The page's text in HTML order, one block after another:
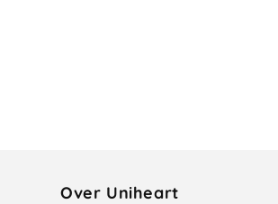
Over Uniheart